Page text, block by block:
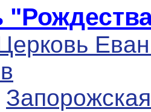
Запорожская